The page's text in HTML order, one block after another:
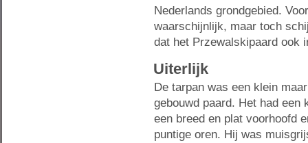
Nederlands grondgebied.
waarschijnlijk, maar toch
dat het Przewalskipaard ook
Uiterlijk
De tarpan was een klein
gebouwd paard. Het had een
een breed en plat voorhoofd
puntige oren. Hij was